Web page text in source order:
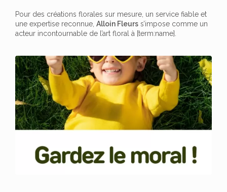
Pour des créations florales sur mesure, un service fiable et
une expertise reconnue, Alloin Fleurs s’impose comme un
acteur incontournable de l’art floral à [term:name].